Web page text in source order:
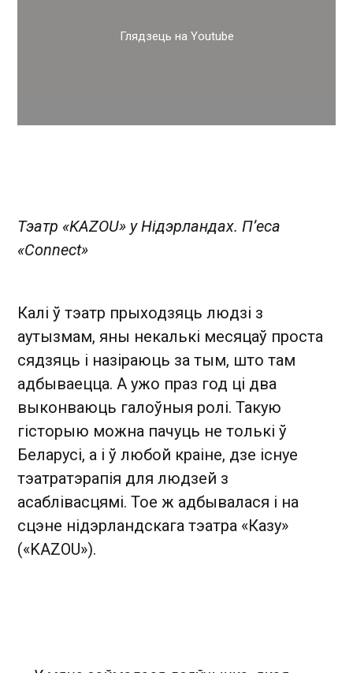
Глядзець на Youtube
Тэатр «KAZOU» у Нідэрландах. П’еса
«Connect»
Калі ў тэатр прыходзяць людзі з
аутызмам, яны некалькі месяцаў проста
сядзяць і назіраюць за тым, што там
адбываецца. А ужо праз год ці два
выконваюць галоўныя ролі. Такую
гісторыю можна пачуць не толькі ў
Беларусі, а і ў любой краіне, дзе існуе
тэатратэрапія для людзей з
асаблівасцямі. Тое ж адбывалася і на
сцэне нідэрландскага тэатра «Казу»
(«KAZOU»).